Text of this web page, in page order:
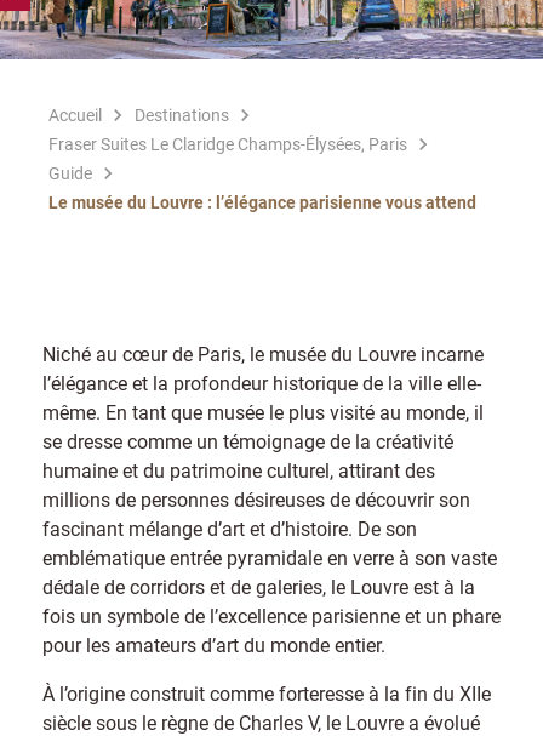
Accueil
Destinations
Fraser Suites Le Claridge Champs-Élysées, Paris
Guide
Le musée du Louvre : l’élégance parisienne vous attend
Niché au cœur de Paris, le musée du Louvre incarne
l’élégance et la profondeur historique de la ville elle-
même. En tant que musée le plus visité au monde, il
se dresse comme un témoignage de la créativité
humaine et du patrimoine culturel, attirant des
millions de personnes désireuses de découvrir son
fascinant mélange d’art et d’histoire. De son
emblématique entrée pyramidale en verre à son vaste
dédale de corridors et de galeries, le Louvre est à la
fois un symbole de l’excellence parisienne et un phare
pour les amateurs d’art du monde entier.
À l’origine construit comme forteresse à la fin du XIIe
siècle sous le règne de Charles V, le Louvre a évolué